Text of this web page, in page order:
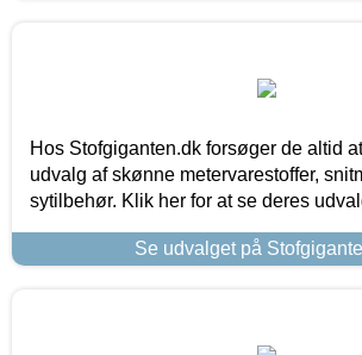
Hos Stofgiganten.dk forsøger de altid
udvalg af skønne metervarestoffer,
sytilbehør. Klik her for at se deres
Se udvalget på